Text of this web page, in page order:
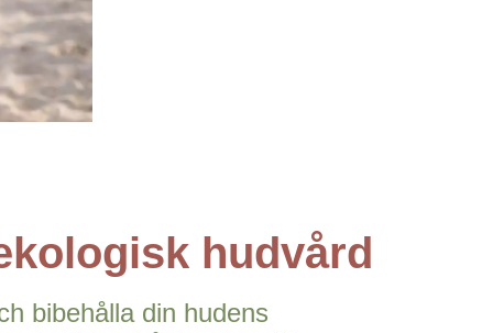
hudvård
bibehålla din hudens